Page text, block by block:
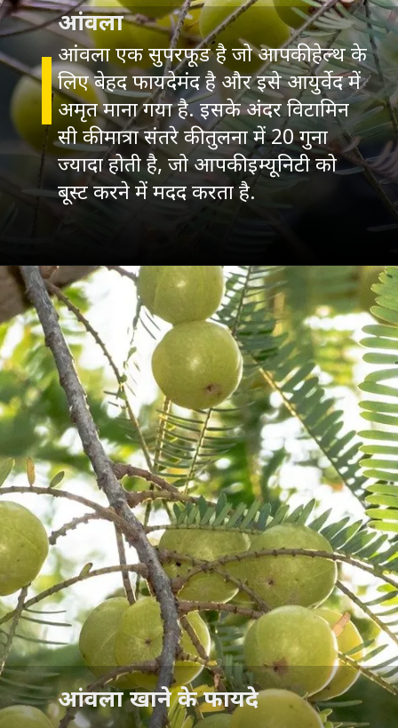
आंवला एक सुपरफूड है जो आपकी हेल्थ के
लिए बेहद फायदेमंद है और इसे आयुर्वेद में
अमृत माना गया है. इसके अंदर विटामिन
सी की मात्रा संतरे की तुलना में 20 गुना
ज्यादा होती है, जो आपकी इम्यूनिटी को
आंवला
आंवला खाने के फायदे